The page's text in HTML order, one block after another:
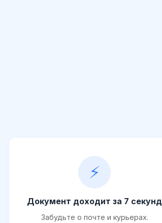
⚡
Документ доходит за 7 секунд
Забудьте о почте и курьерах.